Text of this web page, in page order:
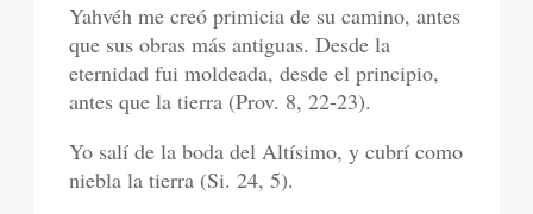
Yahvéh me creó primicia de su camino, antes
que sus obras más antiguas. Desde la
eternidad fui moldeada, desde el principio,
antes que la tierra (Prov. 8, 22-23).
Yo salí de la boda del Altísimo, y cubrí como
niebla la tierra (Si. 24, 5).